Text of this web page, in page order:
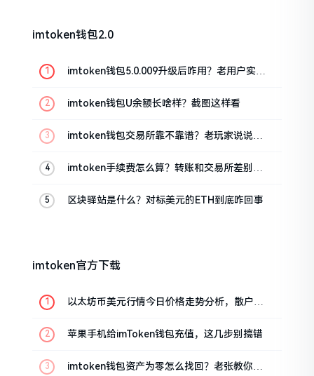
imtoken钱包2.0
imtoken钱包5.0.009升级后咋用？老用户实测
imtoken钱包U余额长啥样？截图这样看
imtoken钱包交易所靠不靠谱？老玩家说说心
imtoken手续费怎么算？转账和交易所差别大
区块驿站是什么？对标美元的ETH到底咋回事
imtoken官方下载
以太坊币美元行情今日价格走势分析，散户如
苹果手机给imToken钱包充值，这几步别搞错
imtoken钱包资产为零怎么找回？老张教你几